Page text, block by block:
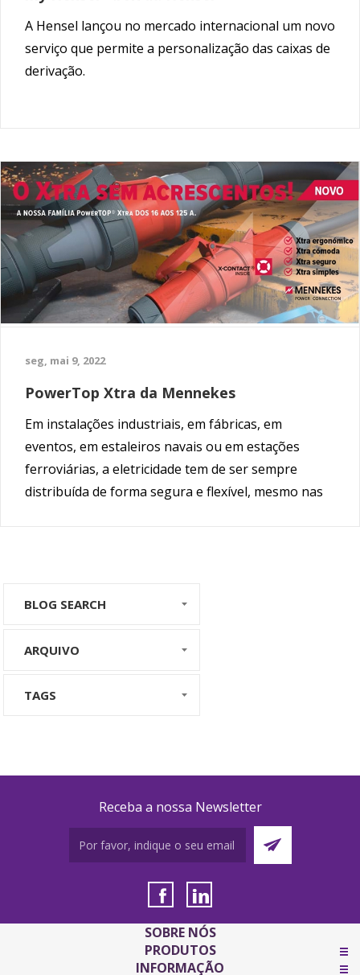
A Hensel lançou no mercado internacional um novo
serviço que permite a personalização das caixas de
derivação.
seg, mai 9, 2022
PowerTop Xtra da Mennekes
Em instalações industriais, em fábricas, em
eventos, em estaleiros navais ou em estações
ferroviárias, a eletricidade tem de ser sempre
distribuída de forma segura e flexível, mesmo nas
BLOG SEARCH
ARQUIVO
TAGS
Receba a nossa Newsletter
SOBRE NÓS
PRODUTOS
INFORMAÇÃO